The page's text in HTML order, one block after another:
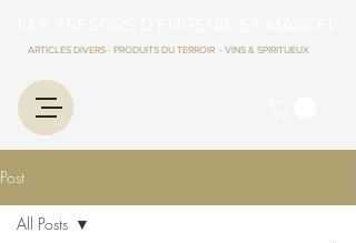
ARTICLES DIVERS - PRODUITS DU TERROIR - VINS & SPIRITUEUX
Post
All Posts